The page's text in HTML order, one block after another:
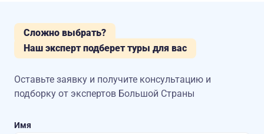
Сложно выбрать?
Наш эксперт подберет туры для вас
Оставьте заявку и получите консультацию и
подборку от экспертов Большой Страны
Имя